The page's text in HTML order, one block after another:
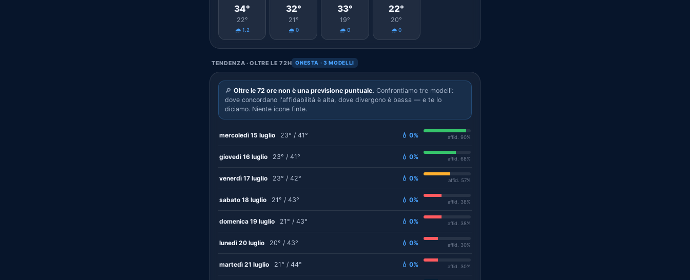
34°
22°
🌧️ 1.2
32°
21°
🌧️ 0
33°
19°
🌧️ 0
22°
20°
🌧️ 0
TENDENZA · OLTRE LE 72H ONESTA · 3 MODELLI
🔎 Oltre le 72 ore non è una previsione puntuale. Confrontiamo tre modelli:
dove concordano l'affidabilità è alta, dove divergono è bassa — e te lo
diciamo. Niente icone finte.
mercoledì 15 luglio 23° / 41° 💧 0% affid. 90%
giovedì 16 luglio 23° / 41° 💧 0% affid. 68%
venerdì 17 luglio 23° / 42° 💧 0% affid. 57%
sabato 18 luglio 21° / 43° 💧 0% affid. 38%
domenica 19 luglio 21° / 43° 💧 0% affid. 38%
lunedì 20 luglio 20° / 43° 💧 0% affid. 30%
martedì 21 luglio 21° / 44° 💧 0% affid. 30%